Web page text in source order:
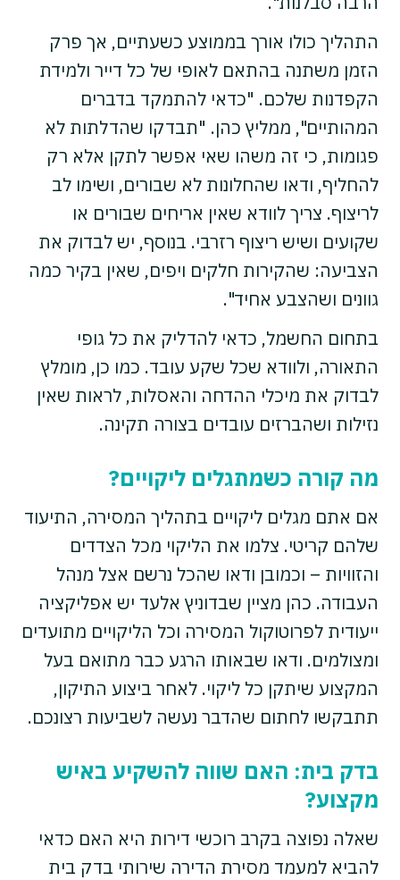
התהליך כולו אורך בממוצע כשעתיים, אך פרק
הזמן משתנה בהתאם לאופי של כל דייר ולמידת
הקפדנות שלכם. "כדאי להתמקד בדברים
המהותיים", ממליץ כהן. "תבדקו שהדלתות לא
פגומות, כי זה משהו שאי אפשר לתקן אלא רק
להחליף, ודאו שהחלונות לא שבורים, ושימו לב
לריצוף. צריך לוודא שאין אריחים שבורים או
שקועים ושיש ריצוף רזרבי. בנוסף, יש לבדוק את
הצביעה: שהקירות חלקים ויפים, שאין בקיר כמה
גוונים ושהצבע אחיד".
בתחום החשמל, כדאי להדליק את כל גופי
התאורה, ולוודא שכל שקע עובד. כמו כן, מומלץ
לבדוק את מיכלי ההדחה והאסלות, לראות שאין
נזילות ושהברזים עובדים בצורה תקינה.
מה קורה כשמתגלים ליקויים?
אם אתם מגלים ליקויים בתהליך המסירה, התיעוד
שלהם קריטי. צלמו את הליקוי מכל הצדדים
והזוויות – וכמובן ודאו שהכל נרשם אצל מנהל
העבודה. כהן מציין שבדוניץ אלעד יש אפליקציה
ייעודית לפרוטוקול המסירה וכל הליקויים מתועדים
ומצולמים. ודאו שבאותו הרגע כבר מתואם בעל
המקצוע שיתקן כל ליקוי. לאחר ביצוע התיקון,
תתבקשו לחתום שהדבר נעשה לשביעות רצונכם.
בדק בית: האם שווה להשקיע באיש
מקצוע?
שאלה נפוצה בקרב רוכשי דירות היא האם כדאי
להביא למעמד מסירת הדירה שירותי בדק בית